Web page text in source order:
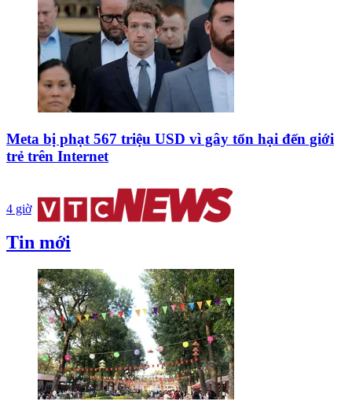
Meta bị phạt 567 triệu USD vì gây tổn hại đến giới
trẻ trên Internet
4 giờ
Tin mới